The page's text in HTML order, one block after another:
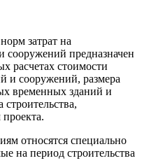
затрат на
сооружений предназначен
расчетах стоимости
и сооружений, размера
временных зданий и
относятся специально
на период строительства